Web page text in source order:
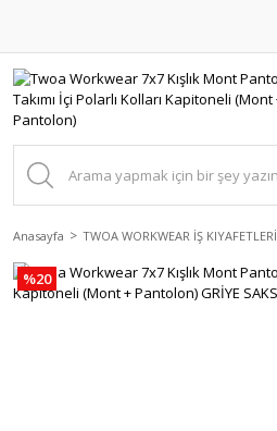
Anasayfa TWOA WORKWEAR İŞ KIYAFETLERİ
%20